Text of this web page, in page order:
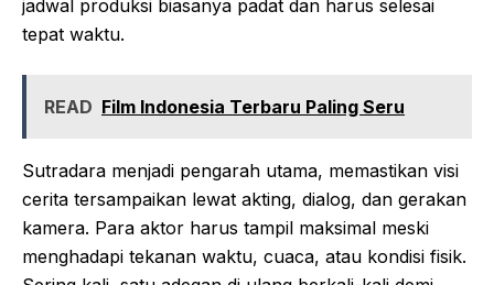
jadwal produksi biasanya padat dan harus selesai
tepat waktu.
READ Film Indonesia Terbaru Paling Seru
Sutradara menjadi pengarah utama, memastikan visi
cerita tersampaikan lewat akting, dialog, dan gerakan
kamera. Para aktor harus tampil maksimal meski
menghadapi tekanan waktu, cuaca, atau kondisi fisik.